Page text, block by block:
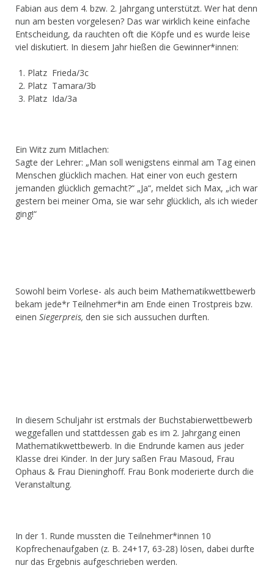
Fabian aus dem 4. bzw. 2. Jahrgang unterstützt. Wer hat denn
nun am besten vorgelesen? Das war wirklich keine einfache
Entscheidung, da rauchten oft die Köpfe und es wurde leise
viel diskutiert. In diesem Jahr hießen die Gewinner*innen:
Platz Frieda/3c
Platz Tamara/3b
Platz Ida/3a
Ein Witz zum Mitlachen:
Sagte der Lehrer: „Man soll wenigstens einmal am Tag einen
Menschen glücklich machen. Hat einer von euch gestern
jemanden glücklich gemacht?“ „Ja“, meldet sich Max, „ich war
gestern bei meiner Oma, sie war sehr glücklich, als ich wieder
ging!“
Sowohl beim Vorlese- als auch beim Mathematikwettbewerb
bekam jede*r Teilnehmer*in am Ende einen Trostpreis bzw.
einen Siegerpreis, den sie sich aussuchen durften.
In diesem Schuljahr ist erstmals der Buchstabierwettbewerb
weggefallen und stattdessen gab es im 2. Jahrgang einen
Mathematikwettbewerb. In die Endrunde kamen aus jeder
Klasse drei Kinder. In der Jury saßen Frau Masoud, Frau
Ophaus & Frau Dieninghoff. Frau Bonk moderierte durch die
Veranstaltung.
In der 1. Runde mussten die Teilnehmer*innen 10
Kopfrechenaufgaben (z. B. 24+17, 63-28) lösen, dabei durfte
nur das Ergebnis aufgeschrieben werden.